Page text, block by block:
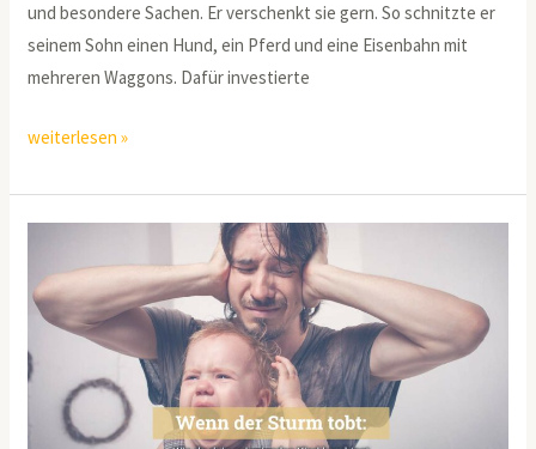
und besondere Sachen. Er verschenkt sie gern. So schnitzte er
seinem Sohn einen Hund, ein Pferd und eine Eisenbahn mit
mehreren Waggons. Dafür investierte
weiterlesen »
der
Sturm
tobt:
Wie